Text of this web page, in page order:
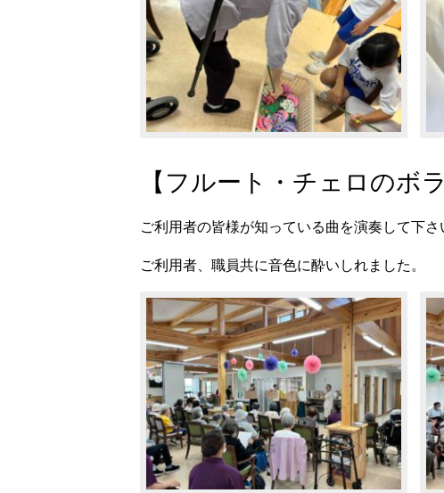
【フルート・チェロのボ
ご利用者の皆様が知っている曲を演奏して下さ
ご利用者、職員共に音色に酔いしれました。